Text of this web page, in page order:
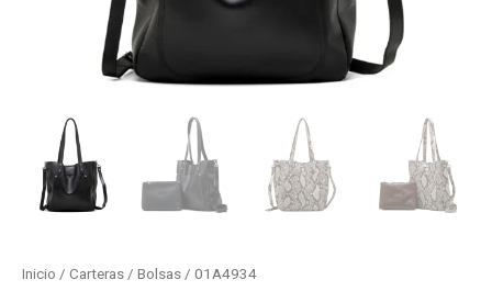
Inicio / Carteras / Bolsas / 01A4934